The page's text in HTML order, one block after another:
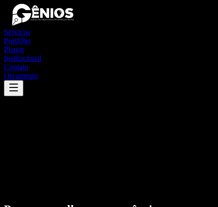
Serviços
Portfólio
Planos
Institucional
Contato
Orçamento